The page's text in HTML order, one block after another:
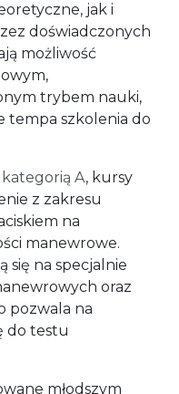
jak i
doświadczonych
możliwość
trybem nauki,
tempa szkolenia do
kategorią A, kursy
z zakresu
na
manewrowe.
się na specjalnie
oraz
pozwala na
do testu
młodszym